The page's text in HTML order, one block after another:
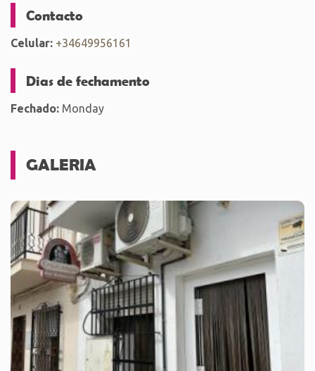
Contacto
Celular: +34649956161
Dias de fechamento
Fechado: Monday
GALERIA